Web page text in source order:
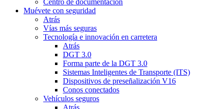
Centro de documentación
Muévete con seguridad
Atrás
Vías más seguras
Tecnología e innovación en carretera
Atrás
DGT 3.0
Forma parte de la DGT 3.0
Sistemas Inteligentes de Transporte (ITS)
Dispositivos de preseñalización V16
Conos conectados
Vehículos seguros